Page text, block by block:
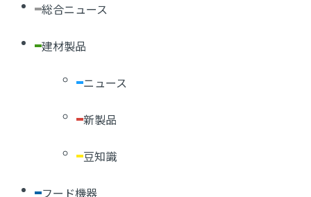
総合ニュース
建材製品
ニュース
新製品
豆知識
フード機器